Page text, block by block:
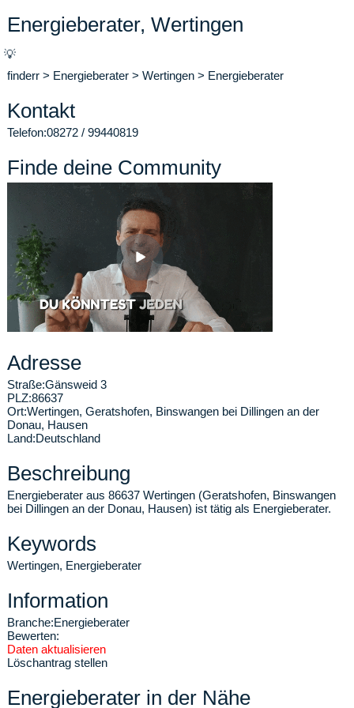
Energieberater, Wertingen
💡
finderr > Energieberater > Wertingen > Energieberater
Kontakt
Telefon:08272 / 99440819
Finde deine Community
Adresse
Straße:Gänsweid 3
PLZ:86637
Ort:Wertingen, Geratshofen, Binswangen bei Dillingen an der
Donau, Hausen
Land:Deutschland
Beschreibung
Energieberater aus 86637 Wertingen (Geratshofen, Binswangen
bei Dillingen an der Donau, Hausen) ist tätig als Energieberater.
Keywords
Wertingen, Energieberater
Information
Branche:Energieberater
Bewerten:
Daten aktualisieren
Löschantrag stellen
Energieberater in der Nähe